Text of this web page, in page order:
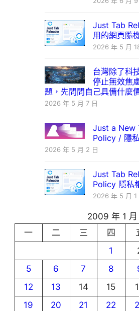
Just Tab
用的網頁隨
2026 年 5 月
台灣除了科
停止無效焦
題，先問問自己具備什麼
2026 年 5 月 7 日
Just a New
Policy / 隱
2026 年 5 月 2 日
Just Tab
Policy 隱私
2026 年 5 月 1
2009 年 1 月
一
二 三 四
1
5
6 7 8
12
13 14 15
19
20 21 22